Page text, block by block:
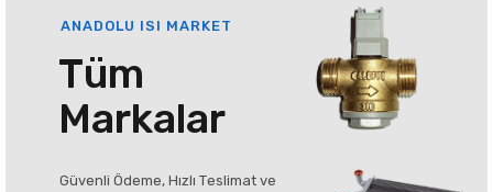
ANADOLU ISI MARKET
Tüm
Markalar
Güvenli Ödeme, Hızlı Teslimat ve